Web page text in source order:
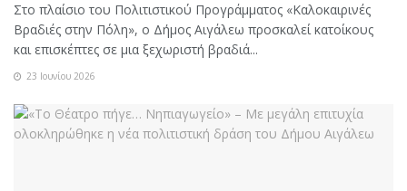
Στο πλαίσιο του Πολιτιστικού Προγράμματος «Καλοκαιρινές
Βραδιές στην Πόλη», ο Δήμος Αιγάλεω προσκαλεί κατοίκους
και επισκέπτες σε μια ξεχωριστή βραδιά...
23 Ιουνίου 2026